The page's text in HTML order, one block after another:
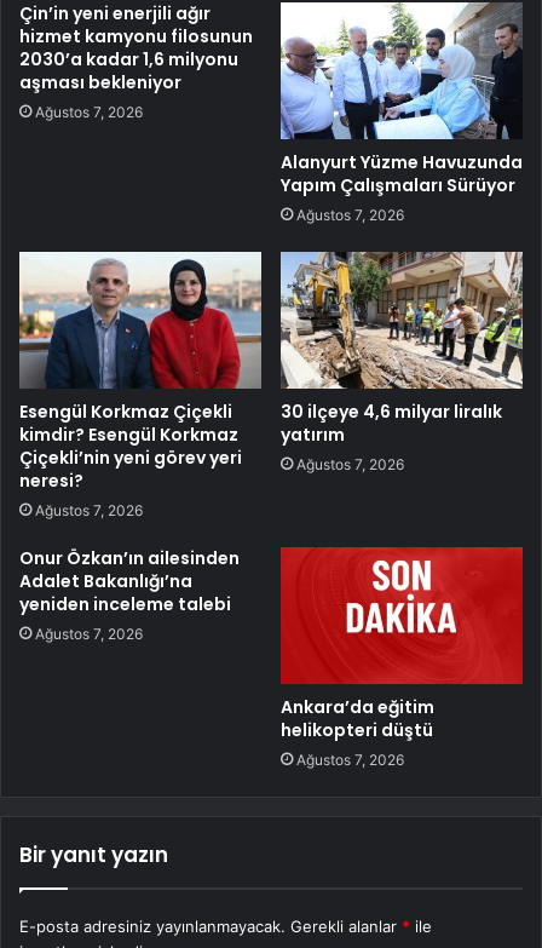
Çin’in yeni enerjili ağır
hizmet kamyonu filosunun
2030’a kadar 1,6 milyonu
aşması bekleniyor
Ağustos 7, 2026
Alanyurt Yüzme Havuzunda
Yapım Çalışmaları Sürüyor
Ağustos 7, 2026
Esengül Korkmaz Çiçekli
kimdir? Esengül Korkmaz
Çiçekli’nin yeni görev yeri
neresi?
Ağustos 7, 2026
30 ilçeye 4,6 milyar liralık
yatırım
Ağustos 7, 2026
Onur Özkan’ın ailesinden
Adalet Bakanlığı’na
yeniden inceleme talebi
Ağustos 7, 2026
Ankara’da eğitim
helikopteri düştü
Ağustos 7, 2026
Bir yanıt yazın
E-posta adresiniz yayınlanmayacak. Gerekli alanlar * ile